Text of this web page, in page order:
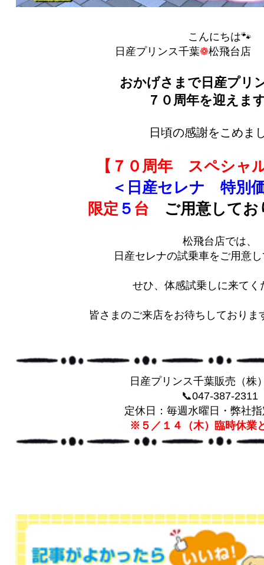
こんにちは🐾
日産プリンス千葉❁松飛台店
おかげさまで日産プリ
７０周年を迎えま
日頃の感謝をこめま
【７０周年 スペシャ
＜日産セレナ 特別
限定 ５ 台 ご用意してお
松飛台店では、
日産セレナの試乗車をご用意
せひ、体感試乗しに来てく
皆さまのご来店をお待ちしておりま
日産プリンス千葉販売（株
📞047-387-2311
定休日：毎週水曜日・弊社
※５／１４（木）臨時休業